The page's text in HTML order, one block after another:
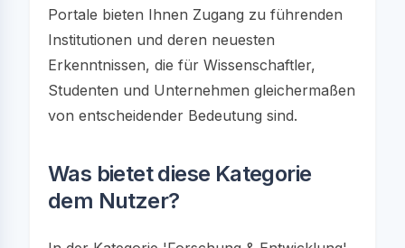
Portale bieten Ihnen Zugang zu führenden
Institutionen und deren neuesten
Erkenntnissen, die für Wissenschaftler,
Studenten und Unternehmen gleichermaßen
von entscheidender Bedeutung sind.
Was bietet diese Kategorie
dem Nutzer?